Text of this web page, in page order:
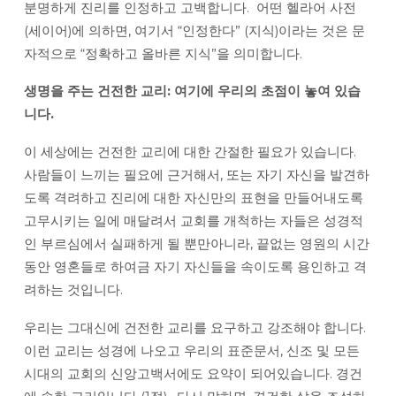
분명하게 진리를 인정하고 고백합니다. 어떤 헬라어 사전
(세이어)에 의하면, 여기서 “인정한다” (지식)이라는 것은 문
자적으로 “정확하고 올바른 지식”을 의미합니다.
생명을 주는 건전한 교리: 여기에 우리의 초점이 놓여 있습
니다.
이 세상에는 건전한 교리에 대한 간절한 필요가 있습니다.
사람들이 느끼는 필요에 근거해서, 또는 자기 자신을 발견하
도록 격려하고 진리에 대한 자신만의 표현을 만들어내도록
고무시키는 일에 매달려서 교회를 개척하는 자들은 성경적
인 부르심에서 실패하게 될 뿐만아니라, 끝없는 영원의 시간
동안 영혼들로 하여금 자기 자신들을 속이도록 용인하고 격
려하는 것입니다.
우리는 그대신에 건전한 교리를 요구하고 강조해야 합니다.
이런 교리는 성경에 나오고 우리의 표준문서, 신조 및 모든
시대의 교회의 신앙고백서에도 요약이 되어있습니다. 경건